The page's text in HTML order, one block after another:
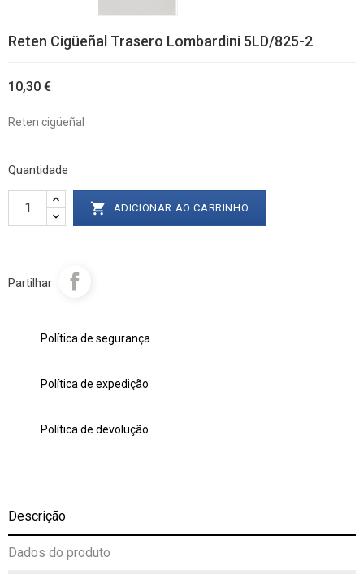
Reten Cigüeñal Trasero Lombardini 5LD/825-2
10,30 €
Reten cigüeñal
Quantidade
 ADICIONAR AO CARRINHO
Partilhar
Política de segurança
Política de expedição
Política de devolução
Descrição
Dados do produto